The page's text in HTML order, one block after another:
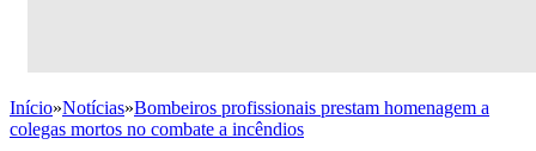
Início»Notícias»Bombeiros profissionais prestam homenagem a
colegas mortos no combate a incêndios